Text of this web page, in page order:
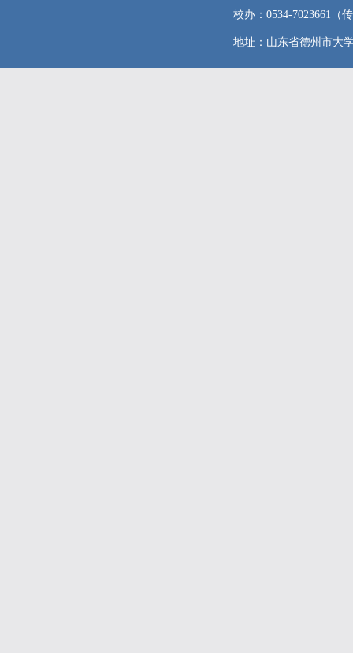
校办：0534-7023661（
地址：山东省德州市大